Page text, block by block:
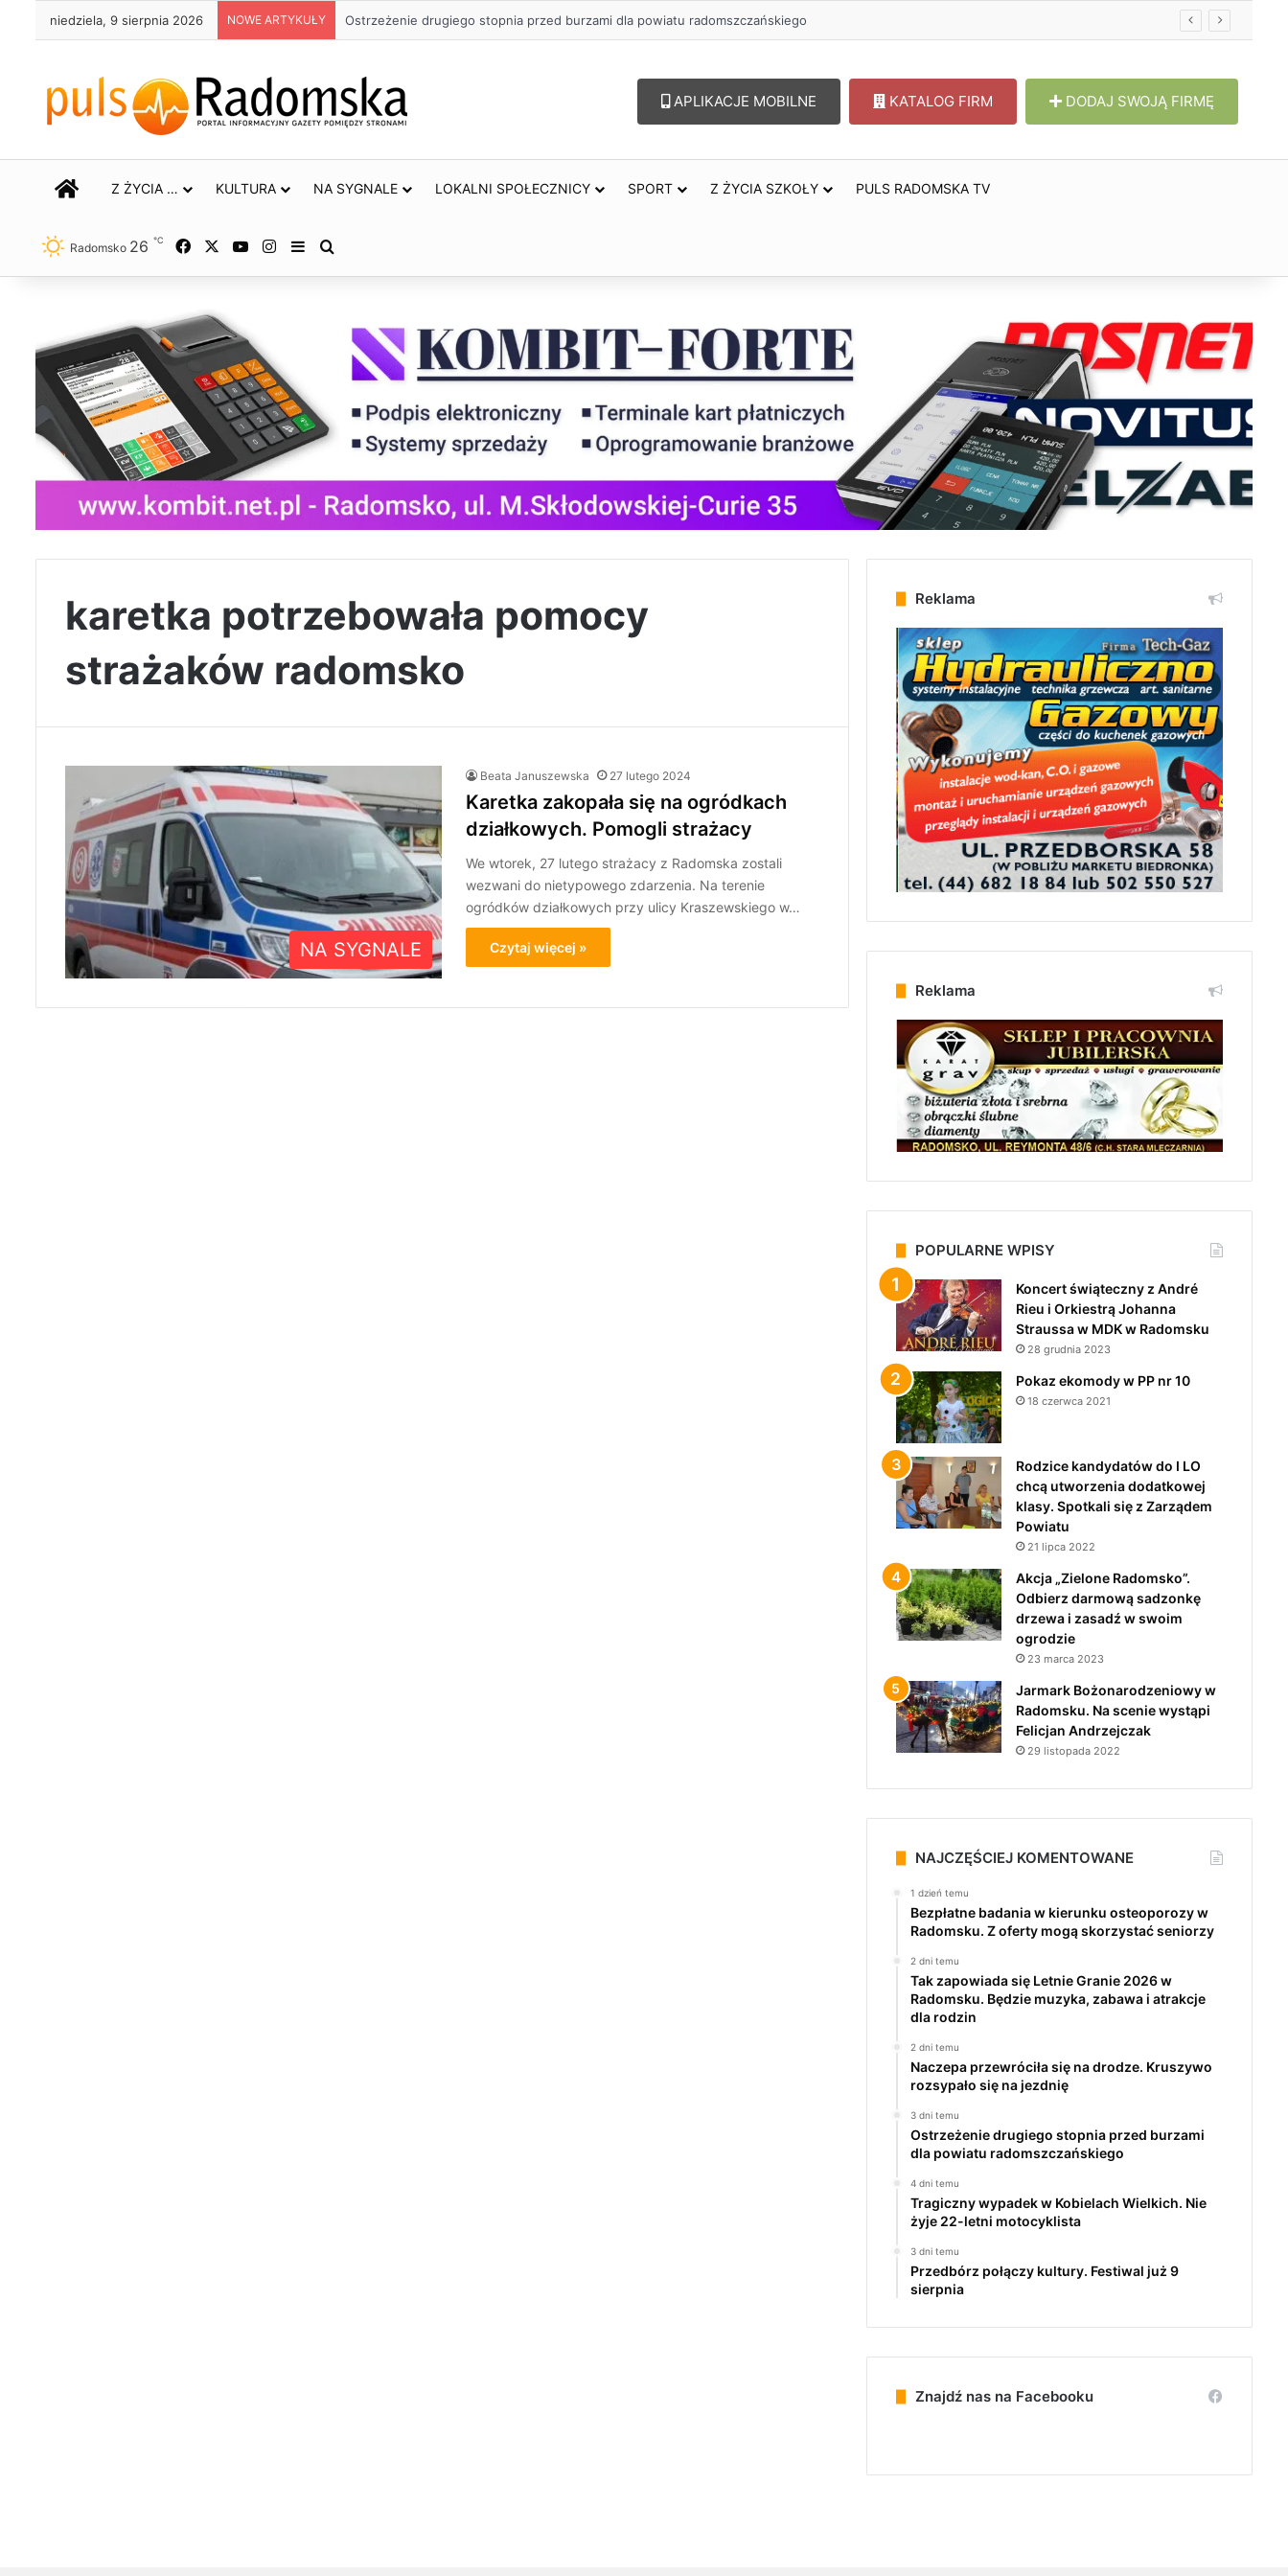
niedziela, 9 sierpnia 2026 NOWE ARTYKUŁY Ostrzeżenie drugiego stopnia przed burzami dla powiatu radomszczańskiego
APLIKACJE MOBILNE KATALOG FIRM DODAJ SWOJĄ FIRMĘ
STRONA GŁÓWNA
Z ŻYCIA … KULTURA NA SYGNALE LOKALNI SPOŁECZNICY SPORT Z ŻYCIA SZKOŁY PULS RADOMSKA TV
Radomsko 26 ℃ Facebook YouTubeInstagram
Sidebar
karetka potrzebowała pomocy
strażaków radomsko
NA SYGNALE
Beata Januszewska 27 lutego 2024
Karetka zakopała się na ogródkach
działkowych. Pomogli strażacy
We wtorek, 27 lutego strażacy z Radomska zostali
wezwani do nietypowego zdarzenia. Na terenie
ogródków działkowych przy ulicy Kraszewskiego w…
Czytaj więcej »
Reklama
Reklama
POPULARNE WPISY
Koncert świąteczny z André
Rieu i Orkiestrą Johanna
Straussa w MDK w Radomsku
28 grudnia 2023
Pokaz ekomody w PP nr 10
18 czerwca 2021
Rodzice kandydatów do I LO
chcą utworzenia dodatkowej
klasy. Spotkali się z Zarządem
Powiatu
21 lipca 2022
Akcja „Zielone Radomsko”.
Odbierz darmową sadzonkę
drzewa i zasadź w swoim
ogrodzie
23 marca 2023
Jarmark Bożonarodzeniowy w
Radomsku. Na scenie wystąpi
Felicjan Andrzejczak
29 listopada 2022
NAJCZĘŚCIEJ KOMENTOWANE
1 dzień temu
Bezpłatne badania w kierunku osteoporozy w
Radomsku. Z oferty mogą skorzystać seniorzy
2 dni temu
Tak zapowiada się Letnie Granie 2026 w
Radomsku. Będzie muzyka, zabawa i atrakcje
dla rodzin
2 dni temu
Naczepa przewróciła się na drodze. Kruszywo
rozsypało się na jezdnię
3 dni temu
Ostrzeżenie drugiego stopnia przed burzami
dla powiatu radomszczańskiego
4 dni temu
Tragiczny wypadek w Kobielach Wielkich. Nie
żyje 22-letni motocyklista
3 dni temu
Przedbórz połączy kultury. Festiwal już 9
sierpnia
Znajdź nas na Facebooku